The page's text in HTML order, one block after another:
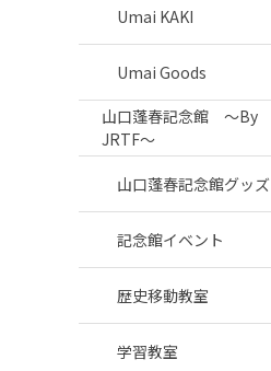
Umai KAKI
Umai Goods
山口蓬春記念館 ～By
JRTF～
山口蓬春記念館グッズ
記念館イベント
歴史移動教室
学習教室